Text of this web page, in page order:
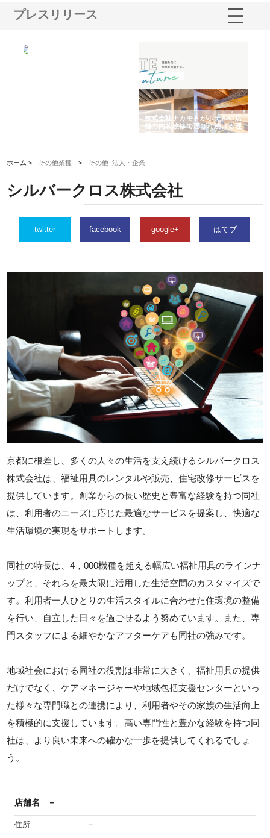
プレスリリース
株式会社ナカモトがホテルや店
舗の内装改修で選ばれ続ける理
由
ホーム > その他業種 > その他_法人・企業
シルバークロス株式会社
twitter facebook google+ はてブ
京都に根差し、多くの人々の生活を支え続けるシルバークロス
株式会社は、福祉用具のレンタルや販売、住宅改修サービスを
提供しています。創業からの長い歴史と豊富な経験を持つ同社
は、利用者のニーズに応じた最適なサービスを提案し、快適な
生活環境の実現をサポートします。
同社の特長は、4，000機種を超える幅広い福祉用具のラインナ
ップと、それらを最大限に活用した生活空間のカスタマイズで
す。利用者一人ひとりの生活スタイルに合わせた住環境の整備
を行い、自立した日々を過ごせるよう努めています。また、専
門スタッフによる細やかなアフターケアも同社の強みです。
地域社会における同社の役割は非常に大きく、福祉用具の提供
だけでなく、ケアマネージャーや地域包括支援センターといっ
た様々な専門職との連携により、利用者やその家族の生活向上
を積極的に支援しています。高い専門性と豊かな経験を持つ同
社は、より良い未来への確かな一歩を提供してくれるでしょ
う。
店舗名 －
住所 －